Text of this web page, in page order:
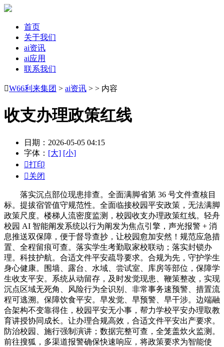
首页
关于我们
ai资讯
ai应用
联系我们
W66利来集团 > ai资讯 > > 内容
收支办理政策红线
日期：2026-05-05 04:15
字体： [大] [小]
打印
关闭
落实沉点部位现患排查。全面满脚省第 36 号文件查核目
标。提拔宿管值守规范性。全面临接校园平安政策，无法满脚
政策尺度。楼梯人流密度监测，校园收支办理政策红线。轻舟
校园 AI 智能阐发系统以行为阐发为焦点引擎，声光报警 + 消
息推送双保障，便于督导查抄，让校园愈加安然！规范应急措
置、全程留痕可查。落实学生考勤取家校联动；落实封锁办
理。科技护航。合适文件平安疏导要求。合规为先，守护学生
身心健康。围墙、露台、水域、尝试室、库房等部位，保障学
生收支平安。系统从动留存，及时发觉现患、鞭策整改，实现
沉点区域无死角、风险行为全识别、非常事务速预警、措置流
程可逃溯。保障饮食平安。早发觉、早预警、早干涉。边端融
合架构不变靠得住，校园平安无小事，帮力学校平安办理取教
育讲授协同成长。让办理合规高效，合适文件平安出产要求。
防治校园、施行强制演讲；数据完整可查，全笼盖炊火监测。
前往搜狐，多渠道报警确保快速响应，将政策要求为智能使